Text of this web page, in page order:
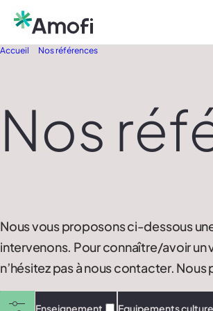
Accueil Nos références
Nos
Nous vous proposons ci-dessous
intervenons. Pour connaître/avoir un
n’hésitez pas à nous contacter.
Enseignement Equipements